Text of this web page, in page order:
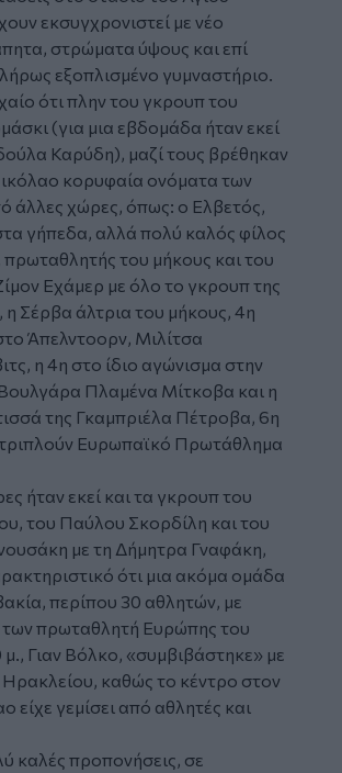
εκσυγχρονιστεί με νέο
στρώματα ύψους και επί
εξοπλισμένο γυμναστήριο.
ότι πλην του γκρουπ του
(για μια εβδομάδα ήταν εκεί
Καρύδη), μαζί τους βρέθηκαν
κορυφαία ονόματα των
άλλες χώρες, όπως: ο Ελβετός,
γήπεδα, αλλά πολύ καλός φίλος
του μήκους και του
Εχάμερ με όλο το γκρουπ της
Σέρβα άλτρια του μήκους, 4η
Άπελντοορν, Μιλίτσα
η 4η στο ίδιο αγώνισμα στην
Πλαμένα Μίτκοβα και η
της Γκαμπριέλα Πέτροβα, 6η
Ευρωπαϊκό Πρωτάθλημα
ήταν εκεί και τα γκρουπ του
του Παύλου Σκορδίλη και του
με τη Δήμητρα Γναφάκη,
ότι μια ακόμα ομάδα
περίπου 30 αθλητών, με
των πρωταθλητή Ευρώπης του
Γιαν Βόλκο, «συμβιβάστηκε» με
καθώς το κέντρο στον
είχε γεμίσει από αθλητές και
καλές προπονήσεις, σε